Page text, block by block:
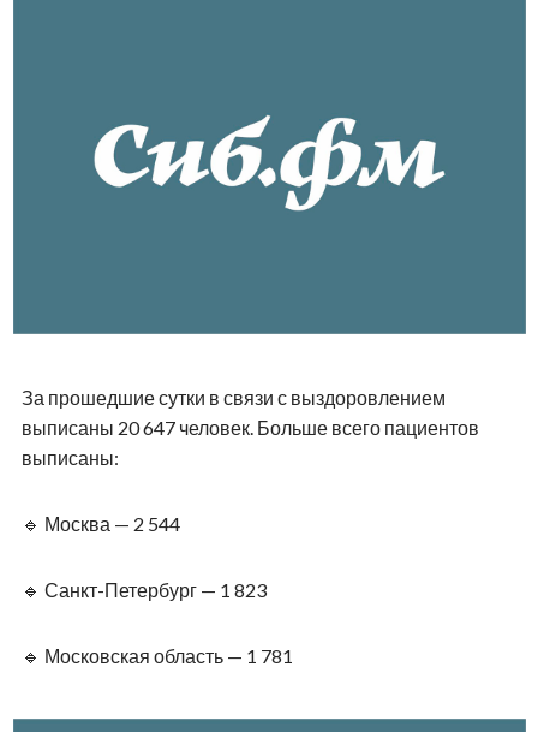
За прошедшие сутки в связи с выздоровлением
выписаны 20 647 человек. Больше всего пациентов
выписаны:
🔹 Москва — 2 544
🔹 Санкт-Петербург — 1 823
🔹 Московская область — 1 781